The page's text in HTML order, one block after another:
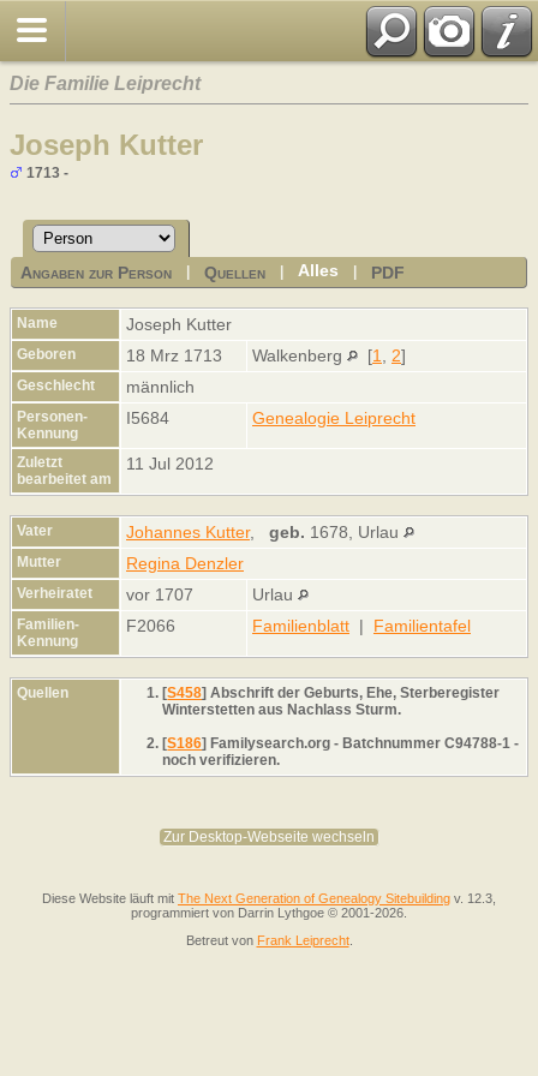
Die Familie Leiprecht
Joseph Kutter
1713 -
Angaben zur Person |Quellen |Alles PDF
Name Joseph Kutter
Geboren 18 Mrz 1713 Walkenberg [1 2]
Geschlecht männlich
Personen-
Kennung
I5684 Genealogie Leiprecht
Zuletzt
bearbeitet am
11 Jul 2012
Vater Johannes Kutter, geb. 1678, Urlau
Mutter Regina Denzler
Verheiratet vor 1707 Urlau
Familien-
Kennung
F2066 Familienblatt | Familientafel
Quellen [S458] Abschrift der Geburts, Ehe, Sterberegister
Winterstetten aus Nachlass Sturm.
[S186] Familysearch.org - Batchnummer C94788-1 -
noch verifizieren.
Zur Desktop-Webseite wechseln
Diese Website läuft mit The Next Generation of Genealogy Sitebuilding v. 12.3,
programmiert von Darrin Lythgoe © 2001-2026.
Betreut von Frank Leiprecht.